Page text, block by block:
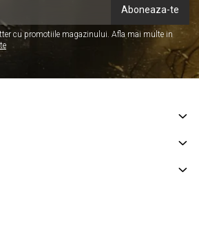
cu promotiile magazinului. Afla mai multe in